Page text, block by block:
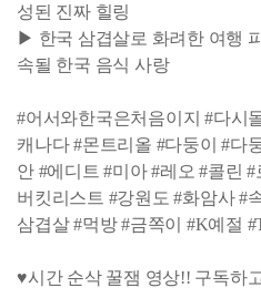
성된 진짜 힐링
▶ 한국 삼겹살로 화려한 여행
속될 한국 음식 사랑
#어서와한국은처음이지 #다시
캐나다 #몬트리올 #다둥이 #다
안 #에디트 #미아 #레오 #콜린
버킷리스트 #강원도 #화암사 #
삼겹살 #먹방 #금쪽이 #K예절
♥시간 순삭 꿀잼 영상!! 구독하